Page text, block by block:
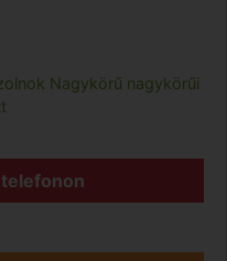
Nagykörű nagykörűi